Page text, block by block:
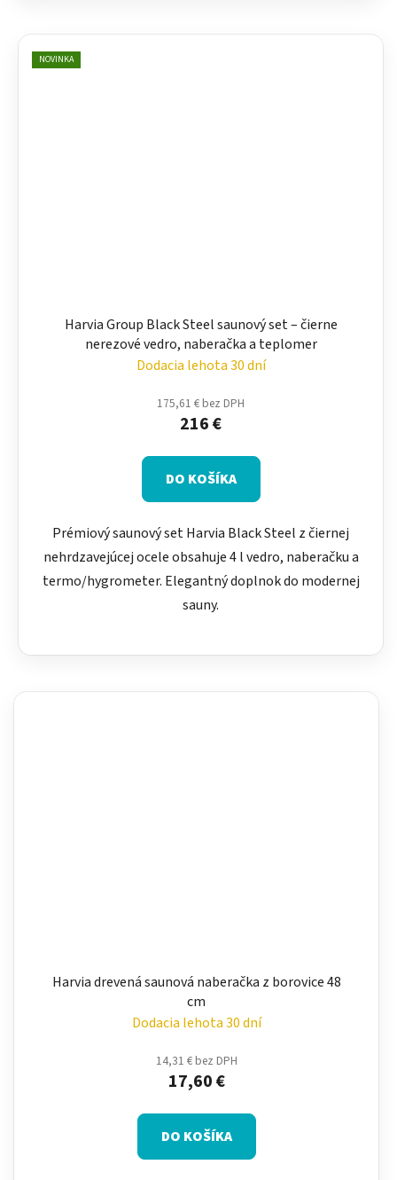
NOVINKA
Harvia Group Black Steel saunový set – čierne
nerezové vedro, naberačka a teplomer
Dodacia lehota 30 dní
175,61 € bez DPH
216 €
DO KOŠÍKA
Prémiový saunový set Harvia Black Steel z čiernej
nehrdzavejúcej ocele obsahuje 4 l vedro, naberačku a
termo/hygrometer. Elegantný doplnok do modernej
sauny.
Harvia drevená saunová naberačka z borovice 48
cm
Dodacia lehota 30 dní
14,31 € bez DPH
17,60 €
DO KOŠÍKA